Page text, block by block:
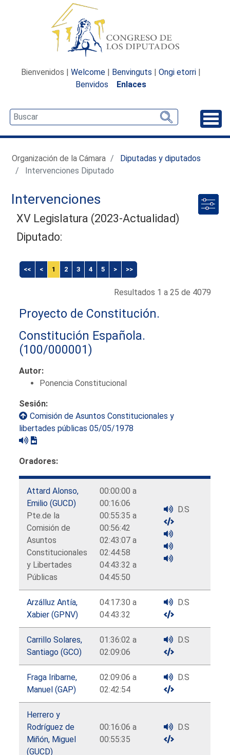
Bienvenidos | Welcome | Benvinguts | Ongi etorri |
Benvidos
Enlaces
Organización de la Cámara
Diputadas y diputados
Intervenciones Diputado
Intervenciones
XV Legislatura (2023-Actualidad)
Diputado:
<< < 1 2 3 4 5 > >>
Resultados 1 a 25 de 4079
Proyecto de Constitución.
Constitución Española.
(100/000001)
Autor:
Ponencia Constitucional
Sesión:
Comisión de Asuntos Constitucionales y
libertades públicas 05/05/1978
Oradores:
Attard Alonso,
Emilio (GUCD)
Pte.de la
Comisión de
Asuntos
Constitucionales
y Libertades
Públicas
00:00:00 a
00:16:06
00:55:35 a
00:56:42
02:43:07 a
02:44:58
04:43:32 a
04:45:50
D.S
Arzálluz Antía,
Xabier (GPNV)
04:17:30 a
04:43:32
D.S
Carrillo Solares,
Santiago (GCO)
01:36:02 a
02:09:06
D.S
Fraga Iribarne,
Manuel (GAP)
02:09:06 a
02:42:54
D.S
Herrero y
Rodríguez de
Miñón, Miguel
(GUCD)
00:16:06 a
00:55:35
D.S